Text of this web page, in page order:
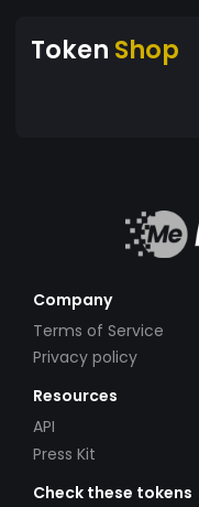
Token Shop
Company
Terms of Service
Privacy policy
Resources
API
Press Kit
Check these tokens